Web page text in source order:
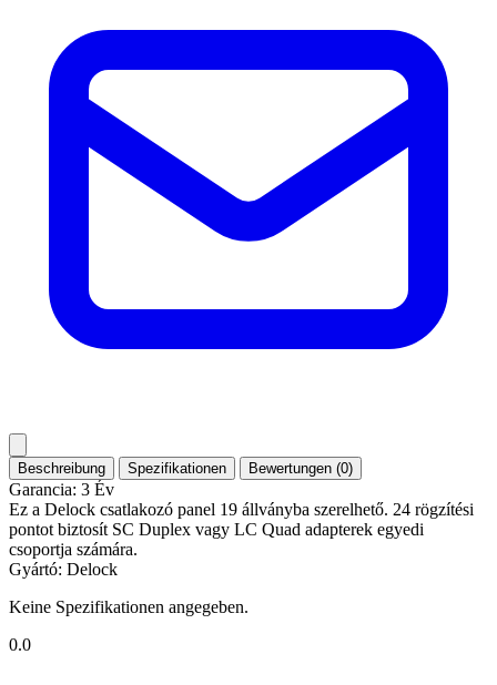
Beschreibung Spezifikationen Bewertungen (0)
Garancia: 3 Év
Ez a Delock csatlakozó panel 19 állványba szerelhető. 24 rögzítési
pontot biztosít SC Duplex vagy LC Quad adapterek egyedi
csoportja számára.
Gyártó: Delock
Keine Spezifikationen angegeben.
0.0